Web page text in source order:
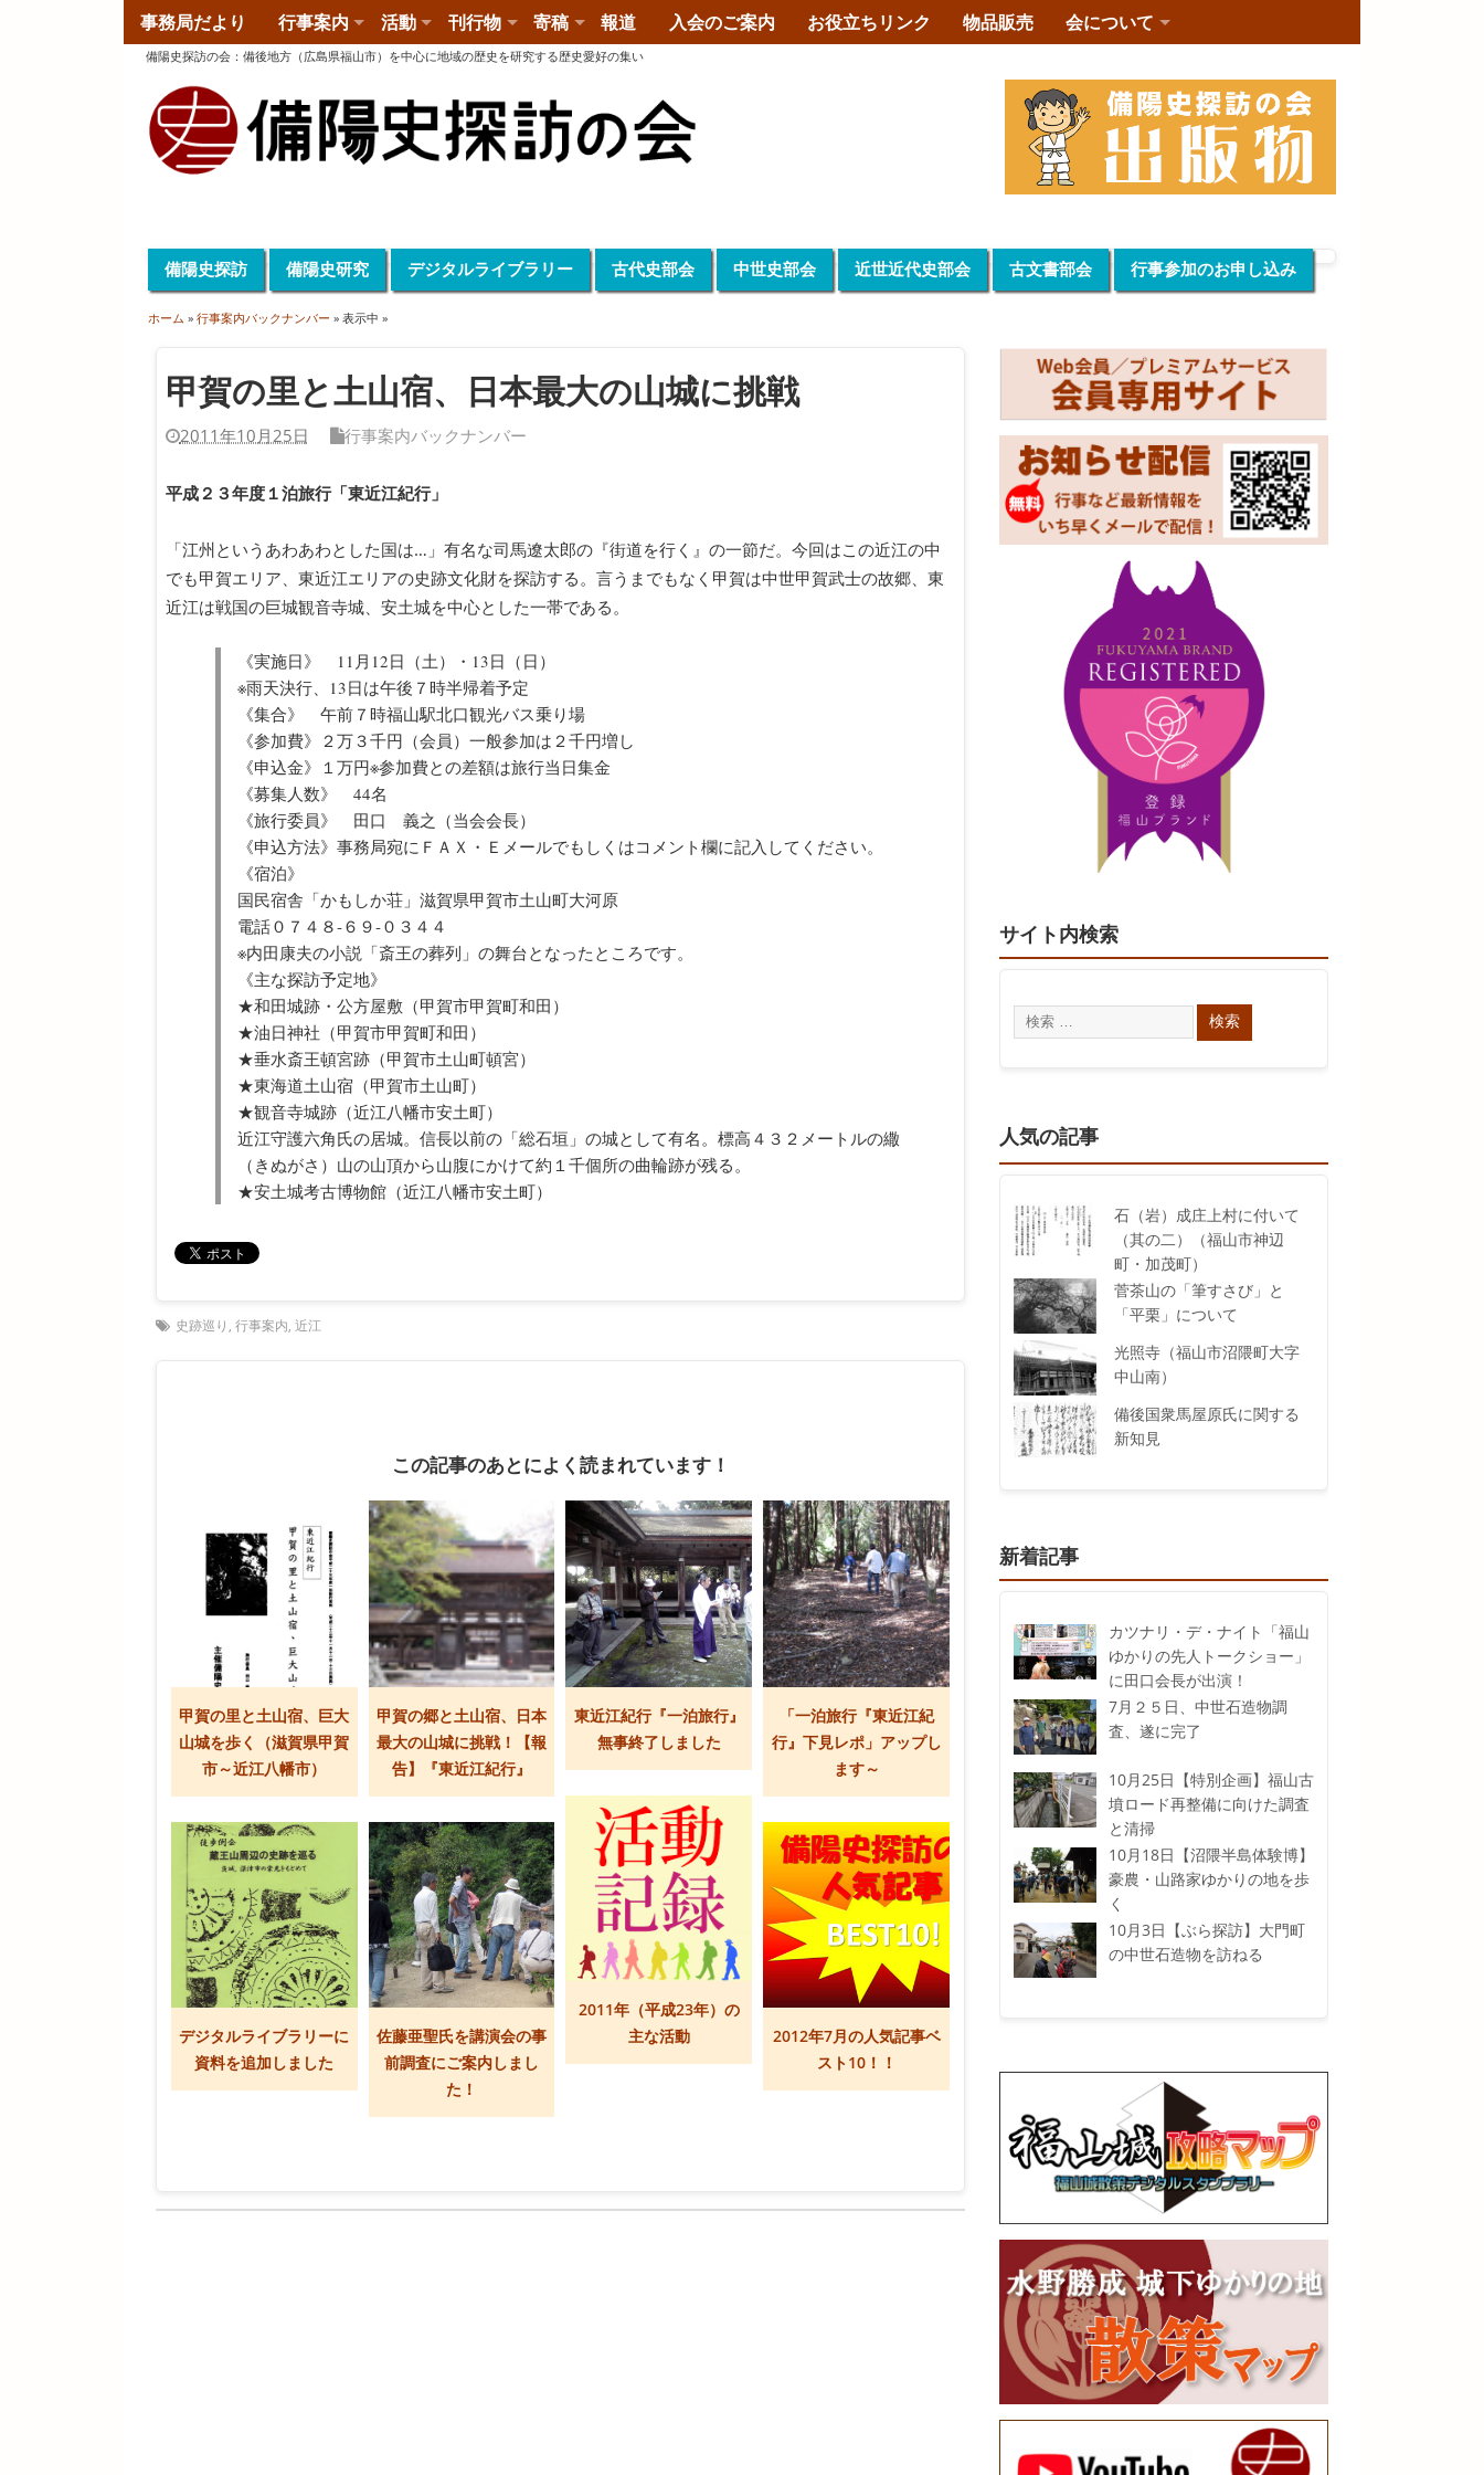
事務局だより 行事案内 活動 刊行物 寄稿 報道 入会のご案内 お役立ちリンク 物品販売 会について
備陽史探訪の会 ： 備後地方（広島県福山市）を中心に地域の歴史を研究する歴史愛好の集い
備陽史探訪 備陽史研究 デジタルライブラリー 古代史部会 中世史部会 近世近代史部会 古文書部会 行事参加のお申し込み
ホーム »行事案内バックナンバー » 表示中 »
甲賀の里と土山宿、日本最大の山城に挑戦
2011年10月25日 行事案内バックナンバー
平成２３年度１泊旅行「東近江紀行」
「江州というあわあわとした国は…」有名な司馬遼太郎の『街道を行く』の一節だ。今回はこの近江の中
でも甲賀エリア、東近江エリアの史跡文化財を探訪する。言うまでもなく甲賀は中世甲賀武士の故郷、東
近江は戦国の巨城観音寺城、安土城を中心とした一帯である。
《実施日》 11月12日（土）・13日（日）
※雨天決行、13日は午後７時半帰着予定
《集合》 午前７時福山駅北口観光バス乗り場
《参加費》２万３千円（会員）一般参加は２千円増し
《申込金》１万円※参加費との差額は旅行当日集金
《募集人数》 44名
《旅行委員》 田口 義之（当会会長）
《申込方法》事務局宛にＦＡＸ・Ｅメールでもしくはコメント欄に記入してください。
《宿泊》
国民宿舎「かもしか荘」滋賀県甲賀市土山町大河原
電話０７４８‐６９‐０３４４
※内田康夫の小説「斎王の葬列」の舞台となったところです。
《主な探訪予定地》
★和田城跡・公方屋敷（甲賀市甲賀町和田）
★油日神社（甲賀市甲賀町和田）
★垂水斎王頓宮跡（甲賀市土山町頓宮）
★東海道土山宿（甲賀市土山町）
★観音寺城跡（近江八幡市安土町）
近江守護六角氏の居城。信長以前の「総石垣」の城として有名。標高４３２メートルの繖
（きぬがさ）山の山頂から山腹にかけて約１千個所の曲輪跡が残る。
★安土城考古博物館（近江八幡市安土町）
史跡巡り ,行事案内,近江
この記事のあとによく読まれています！
甲賀の里と土山宿、巨大
山城を歩く（滋賀県甲賀
市～近江八幡市）
甲賀の郷と土山宿、日本
最大の山城に挑戦！【報
告】『東近江紀行』
東近江紀行『一泊旅行』
無事終了しました
「一泊旅行『東近江紀
行』下見レポ」アップし
ます～
2011年（平成23年）の
主な活動
デジタルライブラリーに
資料を追加しました
佐藤亜聖氏を講演会の事
前調査にご案内しまし
た！
2012年7月の人気記事ベ
スト10！！
サイト内検索
人気の記事
石（岩）成庄上村に付いて
（其の二）（福山市神辺
町・加茂町）
菅茶山の「筆すさび」と
「平栗」について
光照寺（福山市沼隈町大字
中山南）
備後国衆馬屋原氏に関する
新知見
新着記事
カツナリ・デ・ナイト「福山
ゆかりの先人トークショー」
に田口会長が出演！
7月２５日、中世石造物調
査、遂に完了
10月25日【特別企画】福山古
墳ロード再整備に向けた調査
と清掃
10月18日【沼隈半島体験博】
豪農・山路家ゆかりの地を歩
く
10月3日【ぶら探訪】大門町
の中世石造物を訪ねる